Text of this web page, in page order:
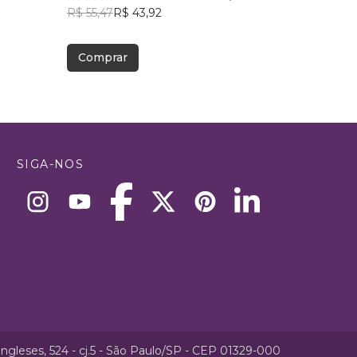
R$ 55,47R$ 43,92
Comprar
SIGA-NOS
524 - cj.5 - São Paulo/SP - CEP 01329-000